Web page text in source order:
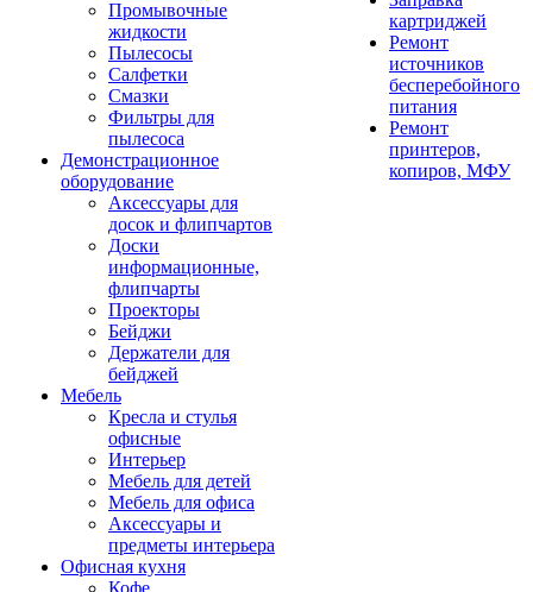
Промывочные
жидкости
Пылесосы
Салфетки
Смазки
Фильтры для
пылесоса
Демонстрационное
оборудование
Аксессуары для
досок и флипчартов
Доски
информационные,
флипчарты
Проекторы
Бейджи
Держатели для
бейджей
Мебель
Кресла и стулья
офисные
Интерьер
Мебель для детей
Мебель для офиса
Аксессуары и
предметы интерьера
Офисная кухня
Кофе
картриджей
Ремонт
источников
бесперебойного
питания
Ремонт
принтеров,
копиров, МФУ